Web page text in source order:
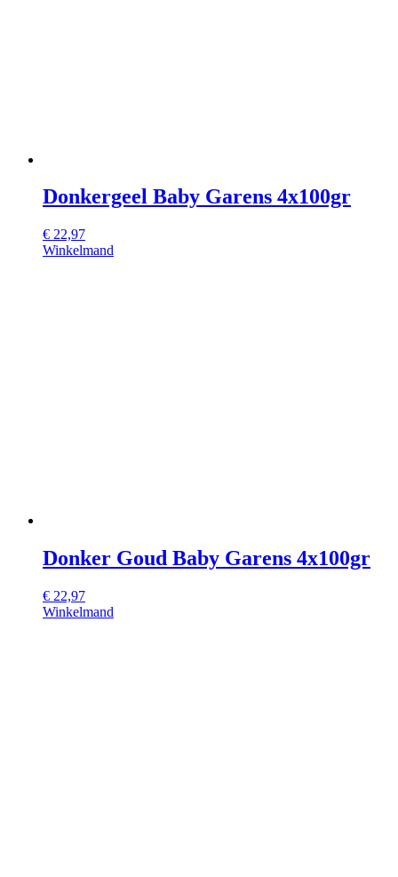
Donkergeel Baby Garens 4x100gr
€ 22,97
Winkelmand
Donker Goud Baby Garens 4x100gr
€ 22,97
Winkelmand